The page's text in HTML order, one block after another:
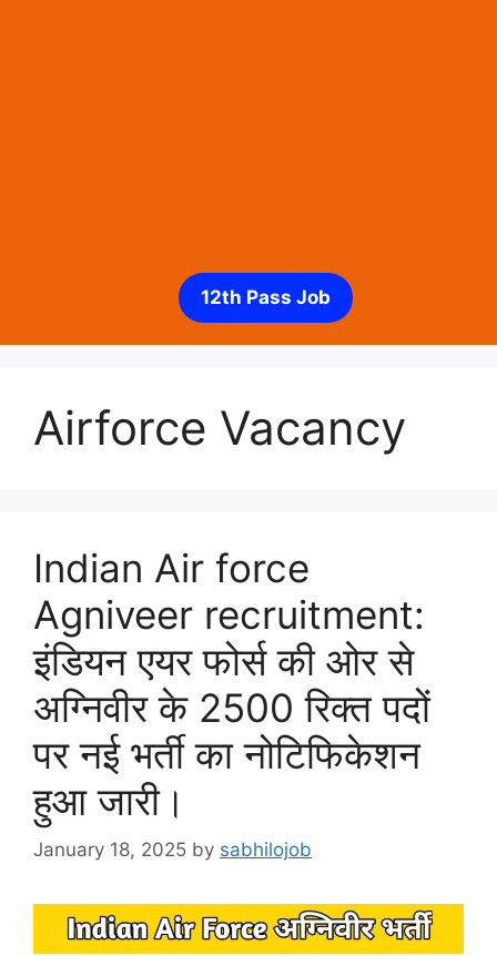
12th Pass Job
Airforce Vacancy
Indian Air force
Agniveer recruitment:
इंडियन एयर फोर्स की ओर से
अग्निवीर के 2500 रिक्त पदों
पर नई भर्ती का नोटिफिकेशन
हुआ जारी।
January 18, 2025 by sabhilojob